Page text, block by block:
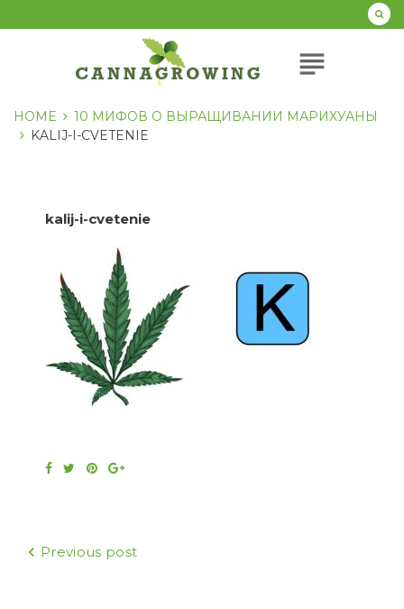
к
subject
HOME
10 МИФОВ О ВЫРАЩИВАНИИ МАРИХУАНЫ
KALIJ-I-CVETENIE
kalij-i-cvetenie
Facebook
TwitterPinterestGoogle+
Навигация
Previous post